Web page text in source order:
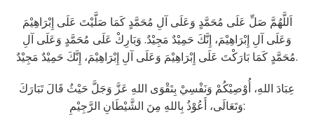
اَللَّهُمَّ صَلِّ عَلَى مُحَمَّدٍ وَعَلَى آلِ مُحَمَّدٍ كَمَا صَلَّيْتَ عَلَى إِبْرَاهِيْمَ
وَعَلَى آلِ إِبْرَاهِيْمَ، إِنَّكَ حَمِيْدٌ مَجِيْدٌ. وَبَارِكْ عَلَى مُحَمَّدٍ وَعَلَى آلِ
مُحَمَّدٍ كَمَا بَارَكْتَ عَلَى إِبْرَاهِيْمَ وَعَلَى آلِ إِبْرَاهِيْمَ، إِنَّكَ حَمِيْدٌ مَجِيْدٌ.
عِبَادَ اللهِ، أُوْصِيْكُمْ وَنَفْسِيْ بِتَقْوَى اللهِ عَزَّ وَجَلَّ حَيْثُ قَالَ تَبَارَكَ
وَتَعَالَى، أَعُوْذُ بِاللهِ مِنَ الشَّيْطَانِ الرَّجِيْمِ: